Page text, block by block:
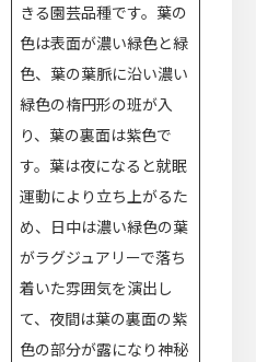
きる園芸品種です。葉の
色は表面が濃い緑色と緑
色、葉の葉脈に沿い濃い
緑色の楕円形の班が入
り、葉の裏面は紫色で
す。葉は夜になると就眠
運動により立ち上がるた
め、日中は濃い緑色の葉
がラグジュアリーで落ち
着いた雰囲気を演出し
て、夜間は葉の裏面の紫
色の部分が露になり神秘